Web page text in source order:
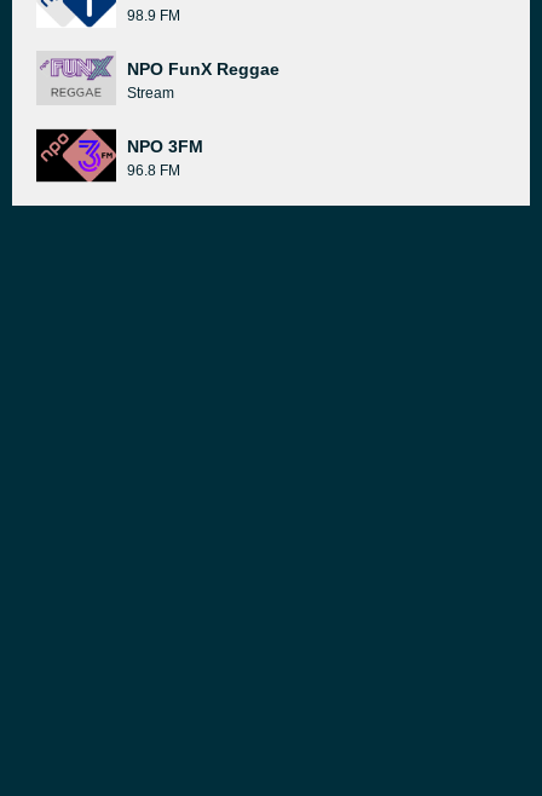
98.9 FM
NPO FunX Reggae
Stream
NPO 3FM
96.8 FM